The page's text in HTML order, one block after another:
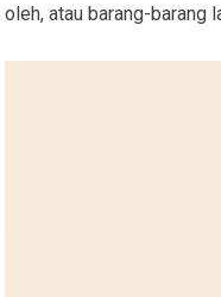
oleh, atau barang-barang